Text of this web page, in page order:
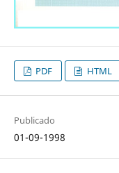
PDF HTML
Publicado
01-09-1998